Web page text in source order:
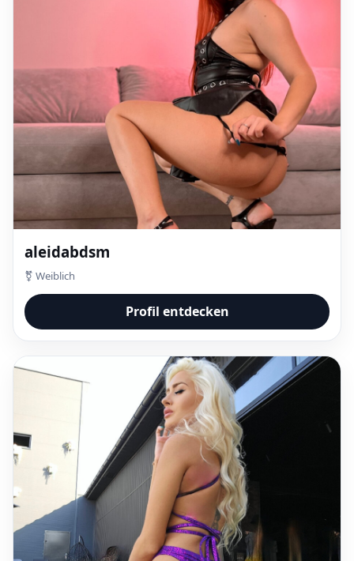
aleidabdsm
⚧ Weiblich
Profil entdecken